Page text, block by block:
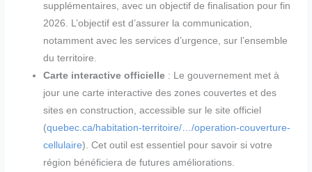
supplémentaires, avec un objectif de finalisation pour fin
2026. L’objectif est d’assurer la communication,
notamment avec les services d’urgence, sur l’ensemble
du territoire.
Carte interactive officielle : Le gouvernement met à
jour une carte interactive des zones couvertes et des
sites en construction, accessible sur le site officiel
(quebec.ca/habitation-territoire/…/operation-couverture-
cellulaire). Cet outil est essentiel pour savoir si votre
région bénéficiera de futures améliorations.